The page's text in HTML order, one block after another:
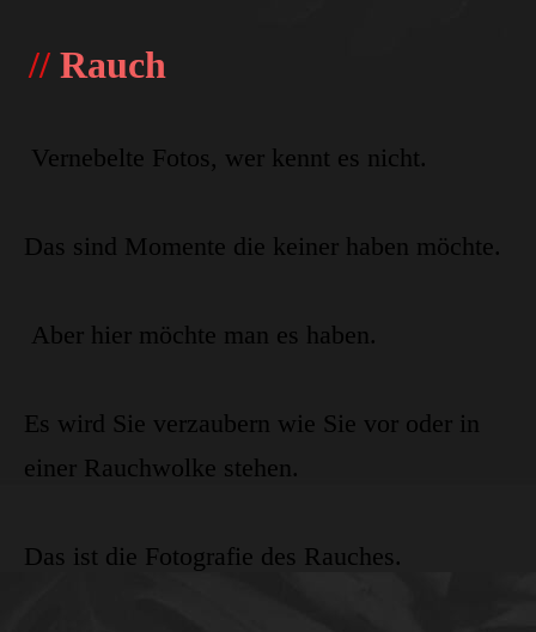
// Rauch
Vernebelte Fotos, wer kennt es nicht.
Das sind Momente die keiner haben möchte.
Aber hier möchte man es haben.
Es wird Sie verzaubern wie Sie vor oder in
einer Rauchwolke stehen.
Das ist die Fotografie des Rauches.